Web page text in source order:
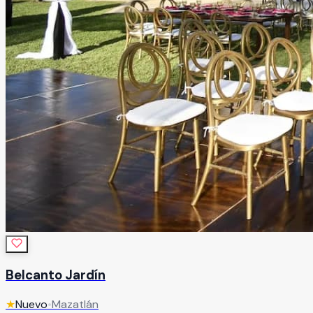
Belcanto Jardín
★Nuevo•Mazatlán